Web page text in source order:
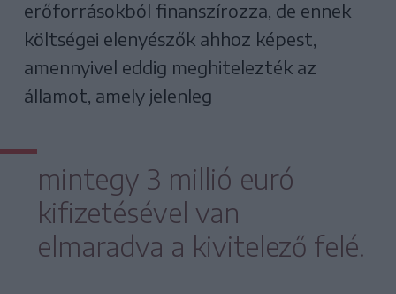
erőforrásokból finanszírozza, de ennek
költségei elenyészők ahhoz képest,
amennyivel eddig meghitelezték az
államot, amely jelenleg
mintegy 3 millió euró
kifizetésével van
elmaradva a kivitelező felé.